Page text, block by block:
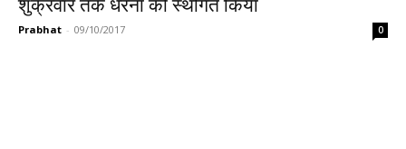
शुक्रवार तक धरना को स्थगित किया
Prabhat - 09/10/2017 0